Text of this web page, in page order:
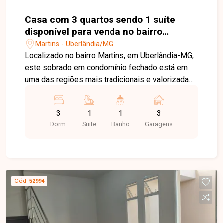
Casa com 3 quartos sendo 1 suíte
disponível para venda no bairro
Martins em Uberlândia-MG
Martins - Uberlândia/MG
Localizado no bairro Martins, em Uberlândia-MG,
este sobrado em condomínio fechado está em
uma das regiões mais tradicionais e valorizadas
supermercados, escolas, farmácias, restaurantes
e diversos comércios e serviços, proporcionando
praticidade, conforto e qualidade de vida. O
sendo 01 suíte com closet, banheiro social e
corredor de circulação. No piso térreo, conta com
sala de jantar integrada, cozinha, lavabo, área de
serviço e 03 vagas de garagem, oferecendo
3
Dorm.
1
Suite
1
Banho
3
Garagens
Cód. 52994